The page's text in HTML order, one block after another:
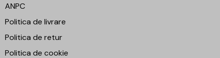
ANPC
Politica de livrare
Politica de retur
Politica de cookie